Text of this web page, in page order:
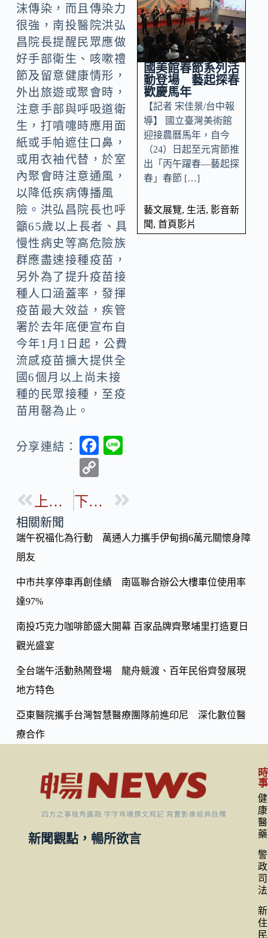
沫傳染，而且傳染力
很強，南投醫院洪弘
昌院長提醒民眾應做
好手部衛生、咳嗽禮
節及留意健康情形，
外出旅遊或聚會時，
注意手部與呼吸道衛
生，打噴嚏時應用面
紙或手帕遮住口鼻，
或用衣袖代替，於室
內聚會時注意通風，
以降低疾病傳播風
險。洪弘昌院長也呼
籲65歲以上長者、具
慢性病史等高危險族
群應盡速接種疫苗，
另外為了提升疫苗接
種人口涵蓋率，發揮
疫苗最大效益，疾管
署於去年底便宣布自
今年1月1日起，公費
流感疫苗擴大提供全
國6個月以上尚未接
種的民眾接種，至疫
苗用罄為止。
分享連結：
F
b
o
p
Li
k
上一篇 下一篇
國美館春節系列活
動登場 藝起探春
歡慶馬年
【記者 宋佳景/台中報
導】 國立臺灣美術館
迎接農曆馬年，自今
（24）日起至元宵節推
出「丙午躍春—藝起探
春」春節 […]
藝文展覽, 生活, 影音新
聞, 首頁影片
相關新聞
端午祝福化為行動 萬通人力攜手伊甸捐6萬元關懷身障
朋友
中市共享停車再創佳績 南區聯合辦公大樓車位使用率
達97%
南投巧克力咖啡節盛大開幕 百家品牌齊聚埔里打造夏日
觀光盛宴
全台端午活動熱鬧登場 龍舟競渡、百年民俗齊發展現
地方特色
亞東醫院攜手台灣智慧醫療團隊前進印尼 深化數位醫
療合作
新聞觀點，暢所欲言
時
事
健
康
醫
藥
警
政
司
法
新
住
民